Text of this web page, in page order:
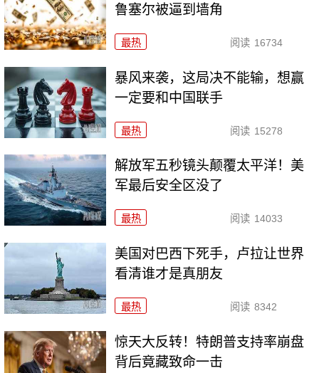
鲁塞尔被逼到墙角
最热 阅读 16734
暴风来袭，这局决不能输，想赢
一定要和中国联手
最热 阅读 15278
解放军五秒镜头颠覆太平洋！美
军最后安全区没了
最热 阅读 14033
美国对巴西下死手，卢拉让世界
看清谁才是真朋友
最热 阅读 8342
惊天大反转！特朗普支持率崩盘
背后竟藏致命一击